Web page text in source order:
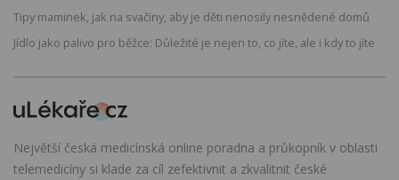
Tipy maminek, jak na svačiny, aby je děti nenosily nesnědené domů
Jídlo jako palivo pro běžce: Důležité je nejen to, co jíte, ale i kdy to jíte
Největší česká medicínská online poradna a průkopník v oblasti
telemedicíny si klade za cíl zefektivnit a zkvalitnit české